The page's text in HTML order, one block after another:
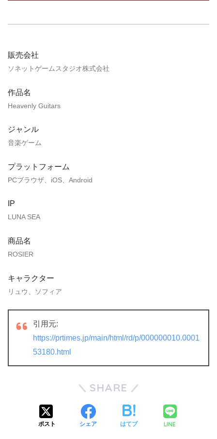
販売会社
ソネットゲームスタジオ株式会社
作品名
Heavenly Guitars
ジャンル
音楽ゲーム
プラットフォーム
PCブラウザ、iOS、Android
IP
LUNA SEA
商品名
ROSIER
キャラクター
リュウ、ソフィア
引用元:
https://prtimes.jp/main/html/rd/p/000000010.0001
53180.html
SHARE
ポスト シェア はてブ LINE